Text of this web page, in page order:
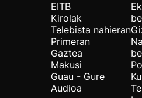
EITB
Kirolak
Telebista nahieran
Primeran
Gaztea
Makusi
Guau - Gure
Audioa